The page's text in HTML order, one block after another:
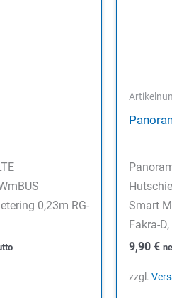
0,23m RG-
Smart
Fakra-D,
9,90 €
zzgl.